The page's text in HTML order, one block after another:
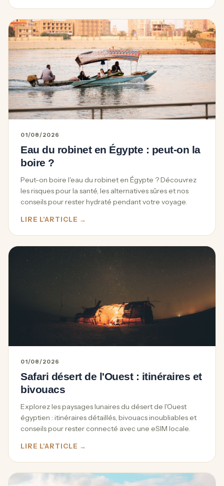
01/08/2026
Eau du robinet en Égypte : peut-on la
boire ?
Peut-on boire l'eau du robinet en Égypte ? Découvrez
les risques pour la santé, les alternatives sûres et nos
conseils pour rester hydraté pendant votre voyage.
LIRE L'ARTICLE →
01/08/2026
Safari désert de l'Ouest : itinéraires et
bivouacs
Explorez les paysages lunaires du désert de l'Ouest
égyptien : itinéraires détaillés, bivouacs inoubliables et
conseils pour rester connecté avec une eSIM locale.
LIRE L'ARTICLE →